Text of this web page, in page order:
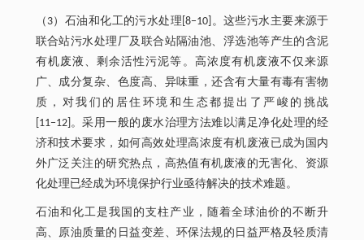
（3）石油和化工的污水处理[8−10]。这些污水主要来源于
联合站污水处理厂及联合站隔油池、浮选池等产生的含泥
有机废液、剩余活性污泥等。高浓度有机废液不仅来源
广、成分复杂、色度高、异味重，还含有大量有毒有害物
质，对我们的居住环境和生态都提出了严峻的挑战
[11−12]。采用一般的废水治理方法难以满足净化处理的经
济和技术要求，如何高效处理高浓度有机废液已成为国内
外广泛关注的研究热点，高热值有机废液的无害化、资源
化处理已经成为环境保护行业亟待解决的技术难题。
石油和化工是我国的支柱产业，随着全球油价的不断升
高、原油质量的日益变差、环保法规的日益严格及轻质清